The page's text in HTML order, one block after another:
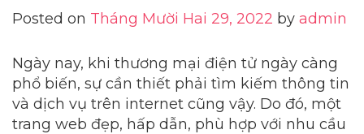
Posted on Tháng Mười Hai 29, 2022 by admin
Ngày nay, khi thương mại điện tử ngày càng
phổ biến, sự cần thiết phải tìm kiếm thông tin
và dịch vụ trên internet cũng vậy. Do đó, một
trang web đẹp, hấp dẫn, phù hợp với nhu cầu